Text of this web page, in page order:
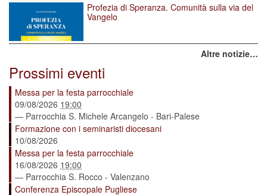
Profezia di Speranza. Comunità sulla via del
Vangelo
Altre notizie…
Prossimi eventi
Messa per la festa parrocchiale
09/08/2026 19:00
— Parrocchia S. Michele Arcangelo - Bari-Palese
Formazione con i seminaristi diocesani
10/08/2026
Messa per la festa parrocchiale
16/08/2026 19:00
— Parrocchia S. Rocco - Valenzano
Conferenza Episcopale Pugliese